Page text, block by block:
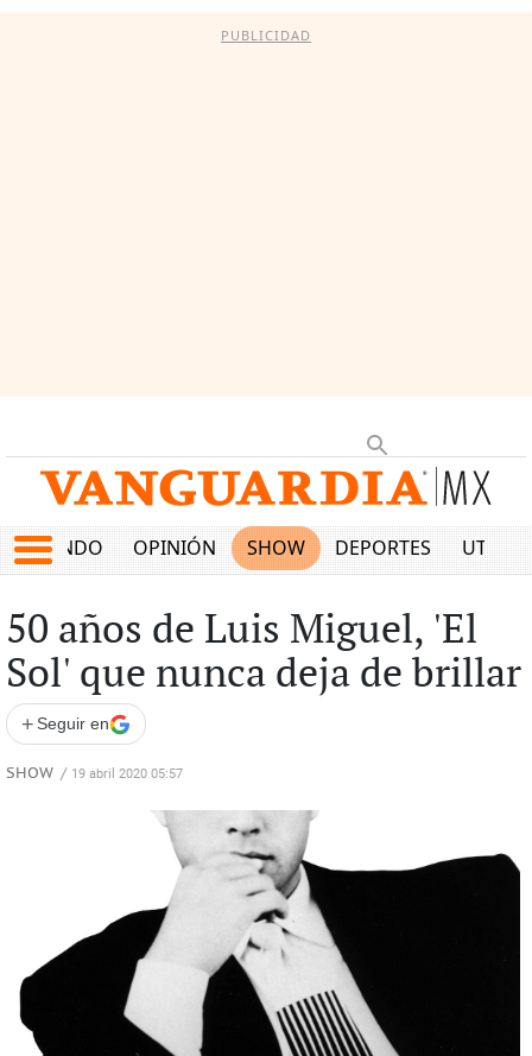
PUBLICIDAD
MUNDO OPINIÓN SHOW DEPORTES
50 años de Luis Miguel, 'El
Sol' que nunca deja de brillar
+ Seguir en
SHOW / 19 abril 2020 05:57